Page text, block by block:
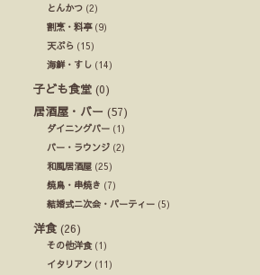
とんかつ (2)
割烹・料亭(9)
天ぷら (15)
海鮮・すし (14)
子ども食堂 (0)
居酒屋・バー (57)
ダイニングバー (1)
バー・ラウンジ (2)
和風居酒屋 (25)
焼鳥・串焼き (7)
結婚式ニ次会・パーティー (5)
洋食 (26)
その他洋食(1)
イタリアン (11)